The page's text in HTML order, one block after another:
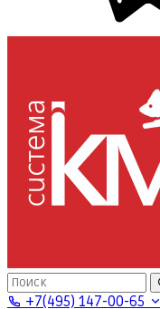
+7(495) 147-00-65